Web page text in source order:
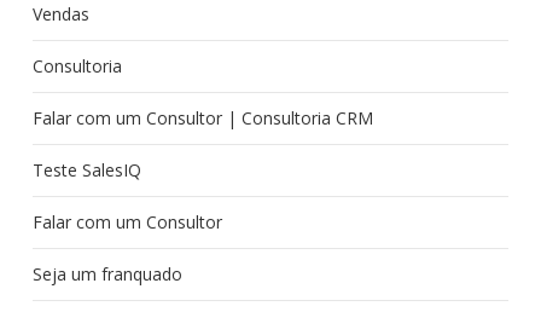
Vendas
Consultoria
Falar com um Consultor | Consultoria CRM
Teste SalesIQ
Falar com um Consultor
Seja um franquado